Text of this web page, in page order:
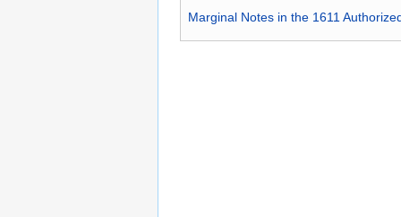
Marginal Notes in the 1611